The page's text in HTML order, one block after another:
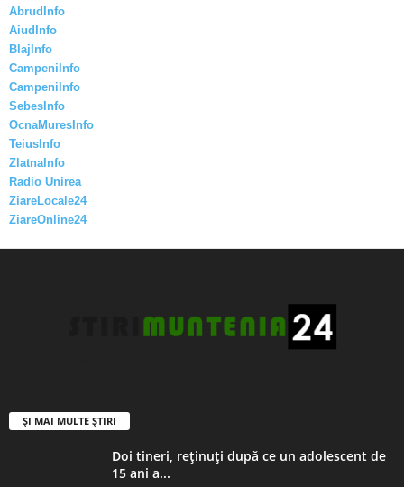
AbrudInfo
AiudInfo
BlajInfo
CampeniInfo
CampeniInfo
SebesInfo
OcnaMuresInfo
TeiusInfo
ZlatnaInfo
Radio Unirea
ZiareLocale24
ZiareOnline24
ȘI MAI MULTE ȘTIRI
Doi tineri, reținuți după ce un adolescent de
15 ani a...